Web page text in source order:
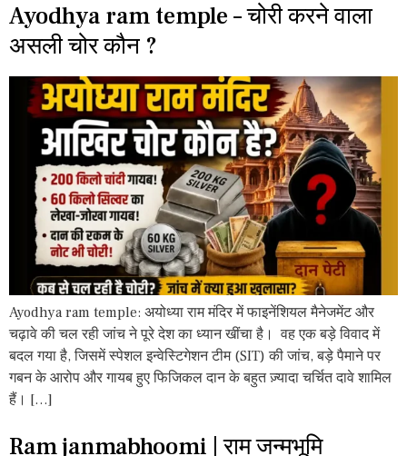
Ayodhya ram temple – चोरी करने वाला
असली चोर कौन ?
Ayodhya ram temple: अयोध्या राम मंदिर में फाइनेंशियल मैनेजमेंट और
चढ़ावे की चल रही जांच ने पूरे देश का ध्यान खींचा है। वह एक बड़े विवाद में
बदल गया है, जिसमें स्पेशल इन्वेस्टिगेशन टीम (SIT) की जांच, बड़े पैमाने पर
गबन के आरोप और गायब हुए फिजिकल दान के बहुत ज़्यादा चर्चित दावे शामिल
हैं। […]
Ram janmabhoomi | राम जन्मभूमि